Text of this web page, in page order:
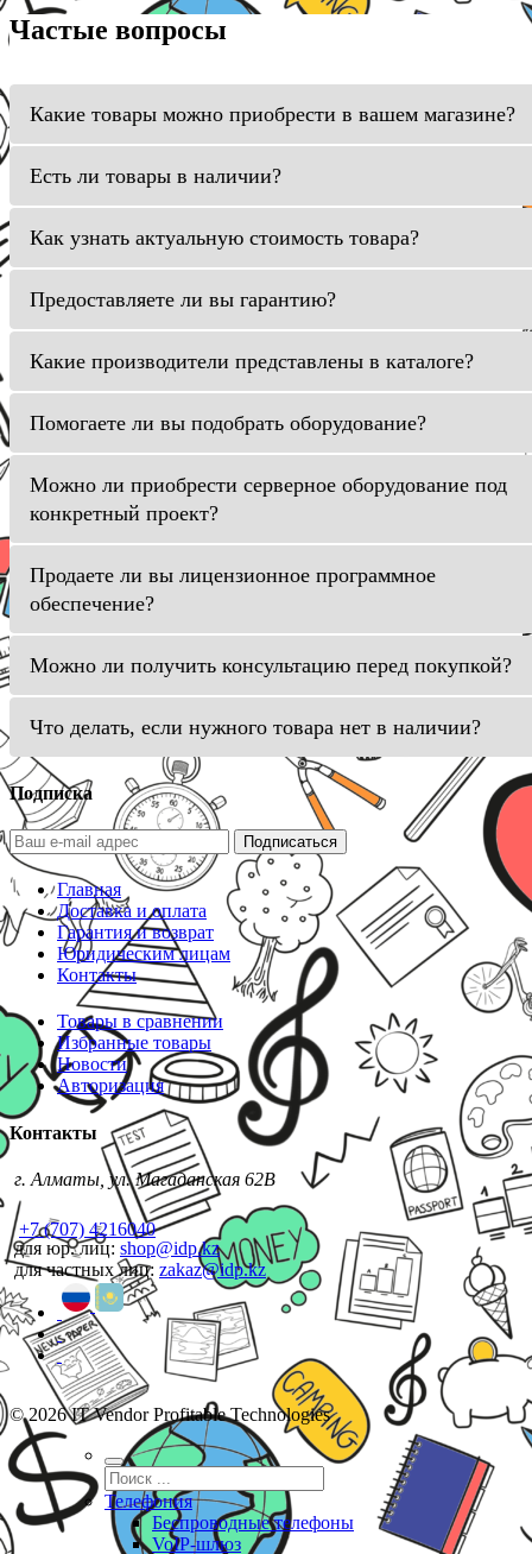
Частые вопросы
Какие товары можно приобрести в вашем магазине?
Есть ли товары в наличии?
Как узнать актуальную стоимость товара?
Предоставляете ли вы гарантию?
Какие производители представлены в каталоге?
Помогаете ли вы подобрать оборудование?
Можно ли приобрести серверное оборудование под
конкретный проект?
Продаете ли вы лицензионное программное
обеспечение?
Можно ли получить консультацию перед покупкой?
Что делать, если нужного товара нет в наличии?
Подписка
Подписаться
Главная
Доставка и оплата
Гарантия и возврат
Юридическим лицам
Контакты
Товары в сравнении
Избранные товары
Новости
Авторизация
Контакты
г. Алматы, ул. Магаданская 62В
+7 (707) 4216040
для юр. лиц: shop@idp.kz
для частных лиц: zakaz@idp.kz
© 2026 IT Vendor Profitable Technologies
Телефония
Беспроводные телефоны
VoIP-шлюз